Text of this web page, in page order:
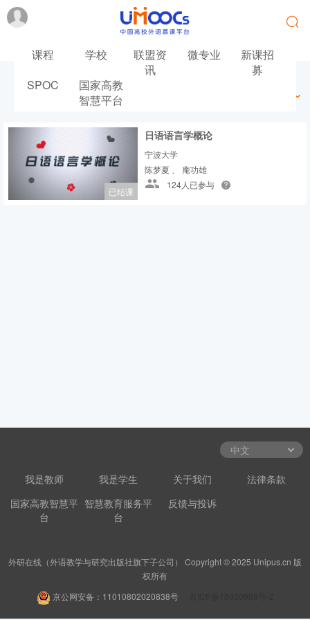
课程 学校
联盟资
讯
微专业
新课招
募
SPOC
国家高教
智慧平台
已结课
日语语言学概论
宁波大学
陈梦夏 、 庵功雄
124人已参与
我是教师 我是学生 关于我们
法律条款
国家高教智慧平
台
智慧教育服务平
台
反馈与投诉
外研在线（外语教学与研究出版社旗下子公司） Copyright © 2025 Unipus.cn 版
权所有
京公网安备：11010802020838号